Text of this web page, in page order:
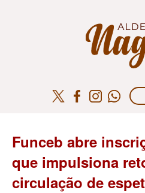
Funceb abre
que impulsiona
circulação de